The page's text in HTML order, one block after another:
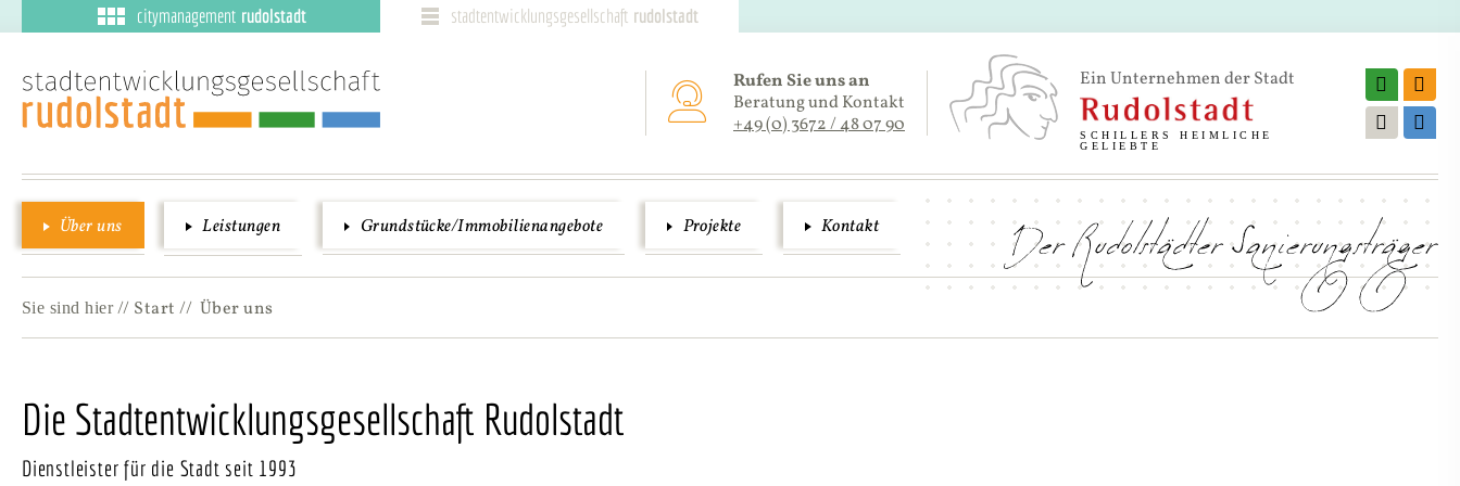
citymanagement rudolstadt stadtentwicklungsgesellschaft rudolstadt
Rufen Sie uns an
Beratung und Kontakt
+49 (0) 3672 / 48 07 90
Ein Unternehmen der Stadt
SCHILLERS HEIMLICHE
GELIEBTE
Über uns Leistungen Grundstücke/Immobilien­angebote Projekte Kontakt
Sie sind hier// Start // Über uns
Die Stadtentwicklungsgesellschaft Rudolstadt
Dienstleister für die Stadt seit 1993